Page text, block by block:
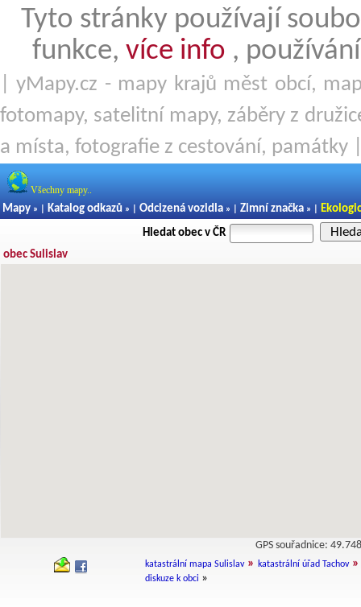
Tyto stránky používají
funkce, více info ,
| yMapy.cz - mapy krajů měst obcí,
fotomapy, satelitní mapy, záběry z
a místa, fotografie z cestování, památky
Všechny mapy..
Mapy » | Katalog odkazů » | Odcizená vozidla » | Zimní značka » |
Hledat obec v ČR
obec Sulislav
GPS souřadnice:
katastrální mapa Sulislav» katastrální úřad Tachov»
diskuze k obci »